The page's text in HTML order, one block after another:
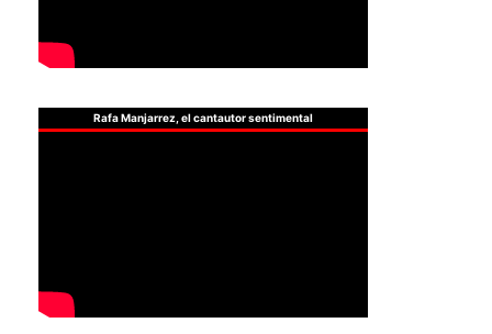
Rafa Manjarrez, el cantautor sentimental